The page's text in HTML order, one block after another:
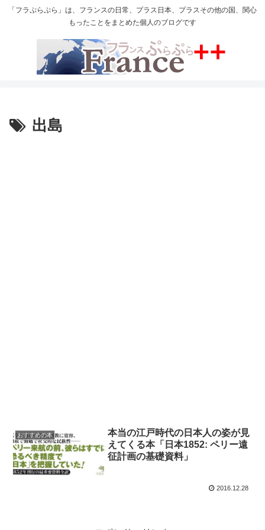
「フラぷらぷら」は、フランスの日常、プラス日本、プラスその他の国、関心
もったことをまとめた個人のブログです
出島
おすすめの本
本当の江戸時代の日本人の姿が見
えてくる本「日本1852: ペリー遠
征計画の基礎資料」
2016.12.28